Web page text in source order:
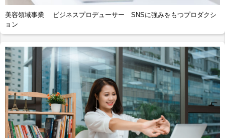
美容領域事業 ビジネスプロデューサー SNSに強みをもつプロダクシ
ョン